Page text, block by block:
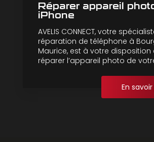
Réparer appareil
iPhone
AVELIS CONNECT, votre
réparation de téléphone à
Maurice, est à votre disposition
réparer l’appareil photo de
En